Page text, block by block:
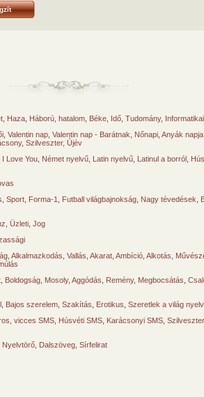
Haza Háború, hatalom Béke Idő Tudomány, Informatikai
Valentin nap Valentin nap - Barátnak Nőnapi Anyák napja
, Szilveszter, Újév
I Love You Német nyelvű Latin nyelvű Latinul a borról
Sport Forma-1 Futball világbajnokság Nagy tévedések
Üzleti Jog
Alkalmazkodás Vallás Akarat Ambíció Alkotás
Boldogság Mosoly, Aggódás Remény, Megbocsátás
Bajos szerelem Szakítás Erotikus Szeretlek a világ
vicces SMS Húsvéti SMS Karácsonyi SMS
Nyelvtörő Dalszöveg Sírfelirat